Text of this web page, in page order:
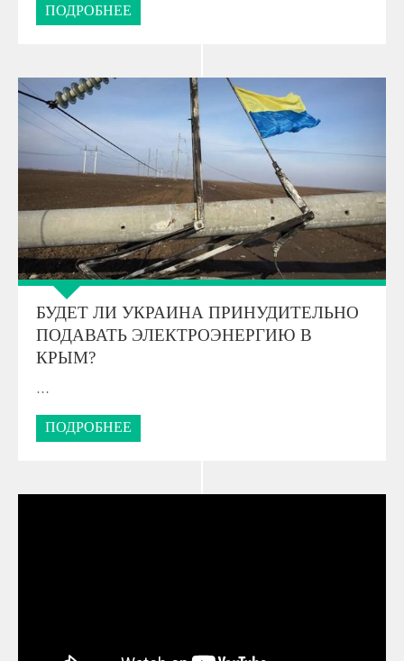
ПОДРОБНЕЕ
БУДЕТ ЛИ УКРАИНА ПРИНУДИТЕЛЬНО
ПОДАВАТЬ ЭЛЕКТРОЭНЕРГИЮ В
КРЫМ?
…
ПОДРОБНЕЕ